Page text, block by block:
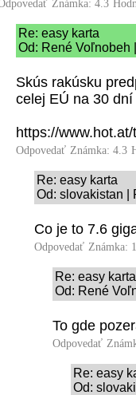
Známka: 4.3
Re: easy karta
Od: René Voľnobeh
Skús rakúsku
celej EÚ na 30 dní
https://
Odpovedať Známka: 4.3
Re: easy karta
Od: slovakistan |
Co je to 7.6
Odpovedať Známka:
Re: easy karta
Od: René
To gde
Odpovedať
Re: easy
Od: